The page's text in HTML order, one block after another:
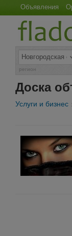
Объявления
регион
Доска
Услуги и бизнес 1